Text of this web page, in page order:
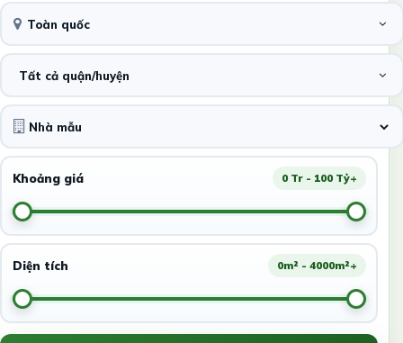
Toàn quốc
Tất cả quận/huyện
Khoảng giá 0 Tr - 100 Tỷ+
Diện tích 0m² - 4000m²+